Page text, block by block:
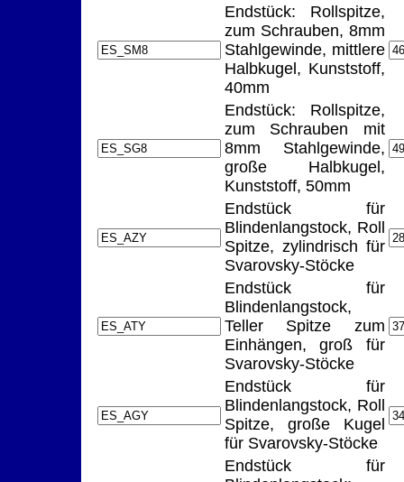
Endstück: Rollspitze,
zum Schrauben, 8mm
Stahlgewinde, mittlere
Halbkugel, Kunststoff,
40mm
Endstück: Rollspitze,
zum Schrauben mit
8mm Stahlgewinde,
große Halbkugel,
Kunststoff, 50mm
Endstück für
Blindenlangstock, Roll
Spitze, zylindrisch für
Svarovsky-Stöcke
Endstück für
Blindenlangstock,
Teller Spitze zum
Einhängen, groß für
Svarovsky-Stöcke
Endstück für
Blindenlangstock, Roll
Spitze, große Kugel
für Svarovsky-Stöcke
Endstück für